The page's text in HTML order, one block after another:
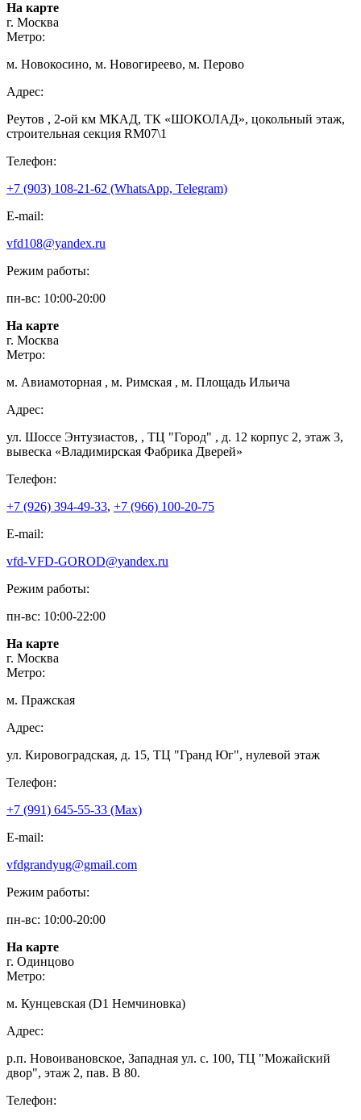
На карте
г. Москва
Метро:
м. Новокосино, м. Новогиреево, м. Перово
Адрес:
Реутов , 2-ой км МКАД, ТК «ШОКОЛАД», цокольный этаж,
строительная секция RM07\1
Телефон:
+7 (903) 108-21-62 (WhatsApp, Telegram)
E-mail:
vfd108@yandex.ru
Режим работы:
пн-вс: 10:00-20:00
На карте
г. Москва
Метро:
м. Авиамоторная , м. Римская , м. Площадь Ильича
Адрес:
ул. Шоссе Энтузиастов, , ТЦ "Город" , д. 12 корпус 2, этаж 3,
вывеска «Владимирская Фабрика Дверей»
Телефон:
+7 (926) 394-49-33, +7 (966) 100-20-75
E-mail:
vfd-VFD-GOROD@yandex.ru
Режим работы:
пн-вс: 10:00-22:00
На карте
г. Москва
Метро:
м. Пражская
Адрес:
ул. Кировоградская, д. 15, ТЦ "Гранд Юг", нулевой этаж
Телефон:
+7 (991) 645-55-33 (Мах)
E-mail:
vfdgrandyug@gmail.com
Режим работы:
пн-вс: 10:00-20:00
На карте
г. Одинцово
Метро:
м. Кунцевская (D1 Немчиновка)
Адрес:
р.п. Новоивановское, Западная ул. с. 100, ТЦ "Можайский
двор", этаж 2, пав. В 80.
Телефон: